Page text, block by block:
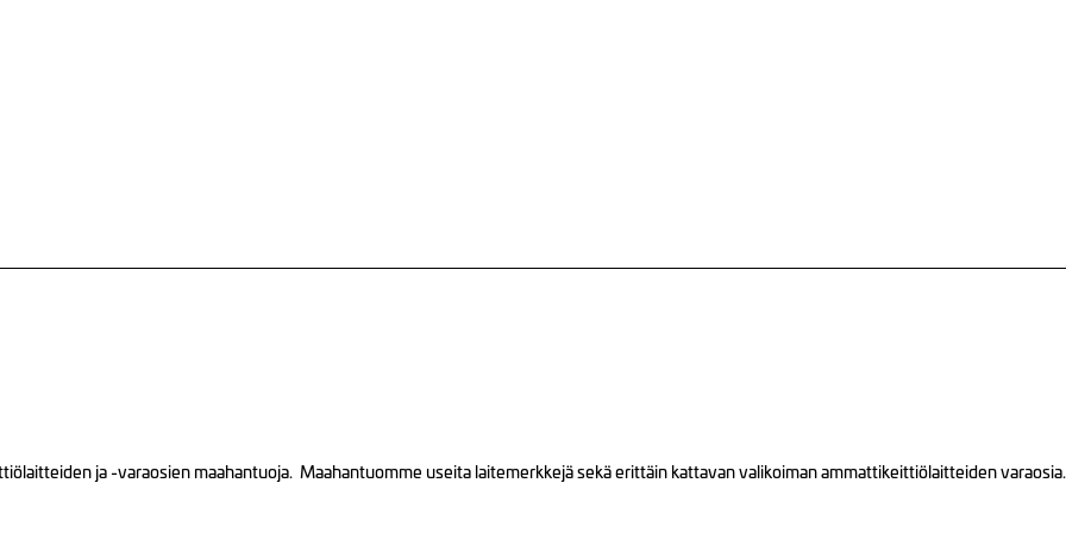
ja -varaosien maahantuoja. Maahantuomme useita laitemerkkejä sekä erittäin kattavan valikoiman ammattikeittiölaitteiden varaosia.